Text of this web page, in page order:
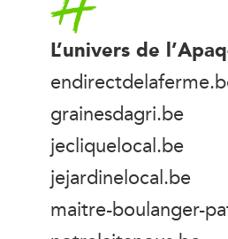
L’univers de
grainesdagri.be
jecliquelocal.be
jejardinelocal.be
maitre-boulanger-